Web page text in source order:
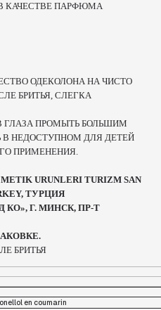
КАЧЕСТВЕ ПАРФЮМА
ОДЕКОЛОНА НА ЧИСТО
БРИТЬЯ, СЛЕГКА
ПРОМЫТЬ БОЛЬШИМ
В НЕДОСТУПНОМ ДЛЯ ДЕТЕЙ
ПРИМЕНЕНИЯ.
URUNLERI TURIZM SAN
ТУРЦИЯ
КО», Г. МИНСК, ПР-Т
БРИТЬЯ
en coumarin